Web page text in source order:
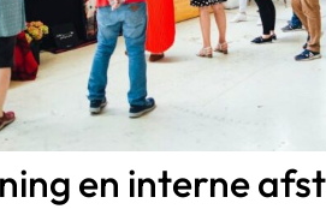
en interne